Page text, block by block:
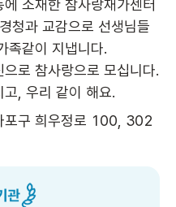
소재한 참사랑재가센터
청과 교감으로 선생님들
족같이 지냅니다.
로 참사랑으로 모십니다.
고, 우리 같이 해요.
포구 희우정로 100, 302